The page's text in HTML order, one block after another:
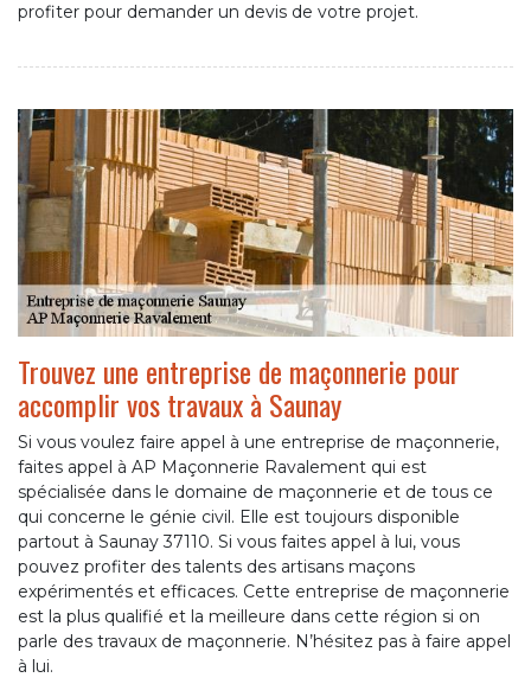
profiter pour demander un devis de votre projet.
Trouvez une entreprise de maçonnerie pour
accomplir vos travaux à Saunay
Si vous voulez faire appel à une entreprise de maçonnerie,
faites appel à AP Maçonnerie Ravalement qui est
spécialisée dans le domaine de maçonnerie et de tous ce
qui concerne le génie civil. Elle est toujours disponible
partout à Saunay 37110. Si vous faites appel à lui, vous
pouvez profiter des talents des artisans maçons
expérimentés et efficaces. Cette entreprise de maçonnerie
est la plus qualifié et la meilleure dans cette région si on
parle des travaux de maçonnerie. N’hésitez pas à faire appel
à lui.